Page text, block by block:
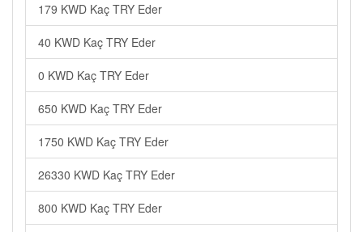
179 KWD Kaç TRY Eder
40 KWD Kaç TRY Eder
0 KWD Kaç TRY Eder
650 KWD Kaç TRY Eder
1750 KWD Kaç TRY Eder
26330 KWD Kaç TRY Eder
800 KWD Kaç TRY Eder